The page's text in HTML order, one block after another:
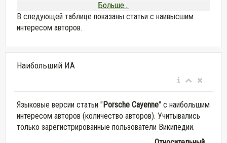
Больше...
В следующей таблице показаны статьи с наивысшим
интересом авторов.
Наибольший ИА
Языковые версии статьи "Porsche Cayenne" с наибольшим
интересом авторов (количество авторов). Учитывались
только зарегистрированные пользователи Википедии.